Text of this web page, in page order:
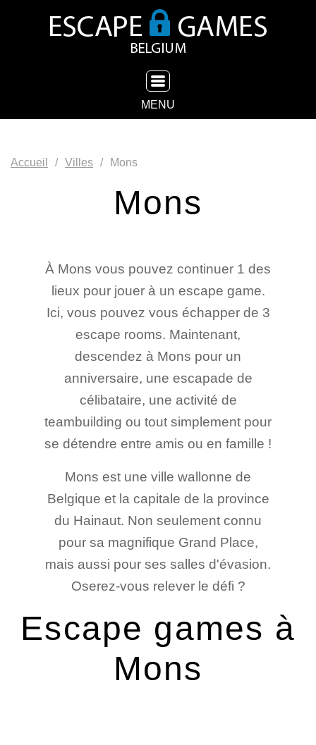
TOGGLE NAVIGATION
MENU
Accueil Villes Mons
Mons
À Mons vous pouvez continuer 1 des
lieux pour jouer à un escape game.
Ici, vous pouvez vous échapper de 3
escape rooms. Maintenant,
descendez à Mons pour un
anniversaire, une escapade de
célibataire, une activité de
teambuilding ou tout simplement pour
se détendre entre amis ou en famille !
Mons est une ville wallonne de
Belgique et la capitale de la province
du Hainaut. Non seulement connu
pour sa magnifique Grand Place,
mais aussi pour ses salles d'évasion.
Oserez-vous relever le défi ?
Escape games à
Mons